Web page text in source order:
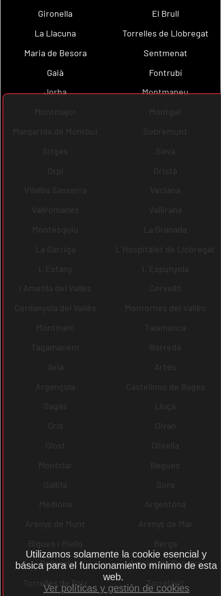
Gironella
El Brull
La Llacuna
Torrelles de Llobregat
Maria de Besora
Sentmenat
Gaià
Fontrubí
Jorba
Montmaneu
Montmajor
Montgat
Margarida de Montbui
Sobremunt
Sitges
Seva
Orpí
Oristà
Vilalba Sasserra
Veciana
Vallromanes
Vallirana
Montesquiu
La Granada
La Garriga
L´Hospitalet de Llobregat
L´Estany
L´Espunyola
l´Ametlla del Vallès
Cervelló
Cerdanyola del Vallès
Montornès del Vallès
Montmeló
Talamanca
Tagamanent
Borredà
Avià
Artés
Argençola
Castellnou de Bages
Sagàs
Lluçà
Orís
Olvan
Olost
Olivella
Montclar
Begues
Gallifa
Sora
Mediona
Argentona
Arenys de Munt
Arenys de Mar
Bigues i Riells
Berga
Bellprat
Aguilar de Segarra
Torrelles de Foix
Torrelavit
Utilizamos solamente la cookie esencial y
básica para el funcionamiento mínimo de esta
web.
Ver políticas y gestión de cookies